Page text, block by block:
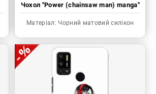
Чохол "Power (chainsaw man) manga"
Матеріал: Чорний матовий силікон